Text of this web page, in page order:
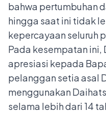
bahwa pertumbuhan
hingga saat ini tidak
kepercayaan seluruh
Pada kesempatan
apresiasi kepada
pelanggan setia asal
menggunakan
selama lebih dari 14